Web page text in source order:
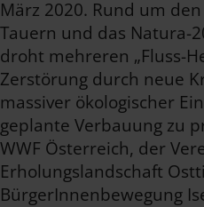
März 2020. Rund um
Tauern und das Natura-
droht mehreren „Fluss-
Zerstörung durch neue
massiver ökologischer
geplante Verbauung zu
WWF Österreich, der
Erholungslandschaft
BürgerInnenbewegung